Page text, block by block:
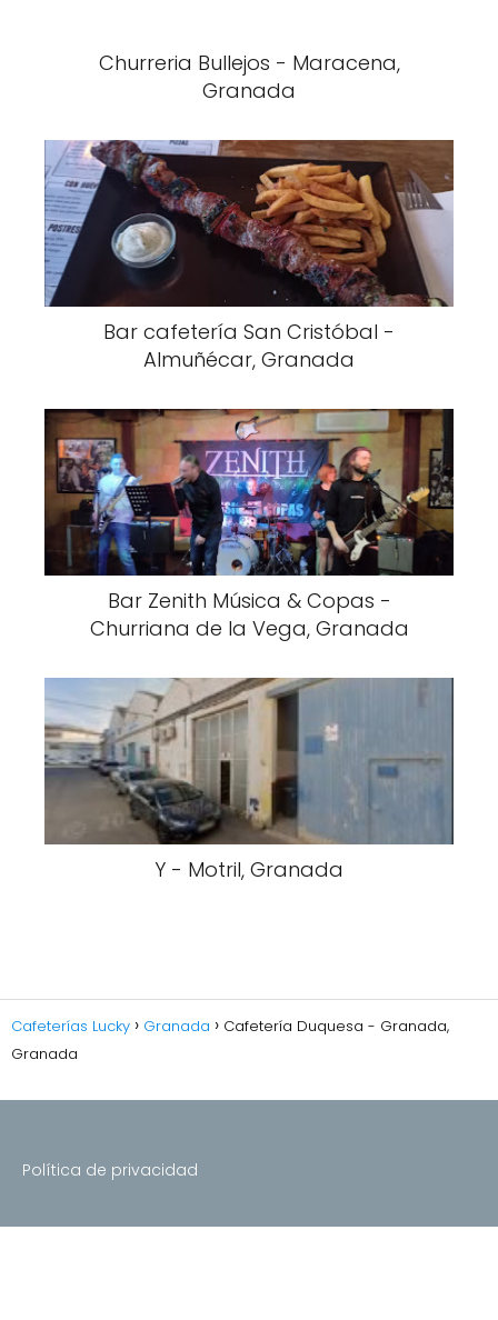
Churreria Bullejos - Maracena,
Granada
Bar cafetería San Cristóbal -
Almuñécar, Granada
Bar Zenith Música & Copas -
Churriana de la Vega, Granada
Y - Motril, Granada
Cafeterías Lucky Granada
Cafetería Duquesa - Granada,
Granada
Política de privacidad